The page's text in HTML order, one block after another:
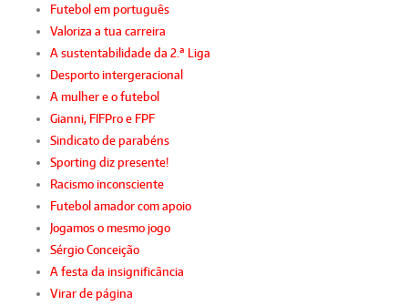
Futebol em português
Valoriza a tua carreira
A sustentabilidade da 2.ª Liga
Desporto intergeracional
A mulher e o futebol
Gianni, FIFPro e FPF
Sindicato de parabéns
Sporting diz presente!
Racismo inconsciente
Futebol amador com apoio
Jogamos o mesmo jogo
Sérgio Conceição
A festa da insignificância
Virar de página